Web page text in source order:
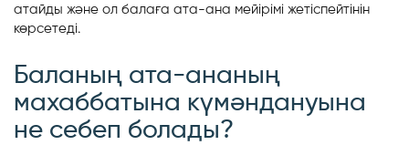
атайды және ол балаға ата-ана мейірімі жетіспейтінін
көрсетеді.
Баланың ата-ананың
махаббатына күмәндануына
не себеп болады?